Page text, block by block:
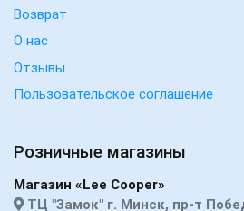
Возврат
О нас
Отзывы
Пользовательское соглашение
Розничные магазины
Магазин «Lee Cooper»
ТЦ "Замок" г. Минск, пр-т